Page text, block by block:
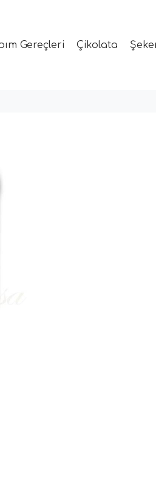
Gereçleri Çikolata